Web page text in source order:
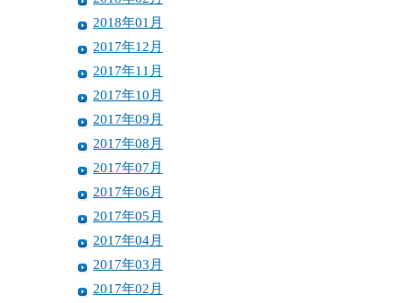
2018年01月
2017年12月
2017年11月
2017年10月
2017年09月
2017年08月
2017年07月
2017年06月
2017年05月
2017年04月
2017年03月
2017年02月